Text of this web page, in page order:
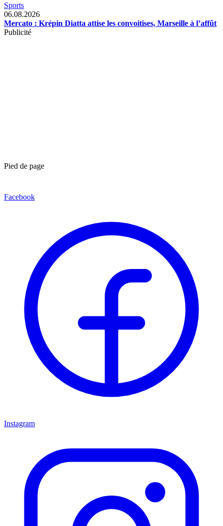
Sports
06.08.2026
Mercato : Krépin Diatta attise les convoitises, Marseille à l’affût
Publicité
Pied de page
Facebook
Instagram